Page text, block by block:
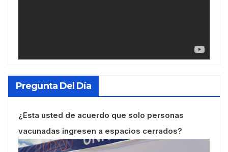
Pregunta Del Día
¿Esta usted de acuerdo que solo personas
vacunadas ingresen a espacios cerrados?